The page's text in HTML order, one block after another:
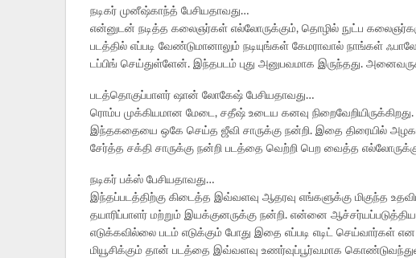
நடிகர் முனீஷ்காந்த் பேசியதாவது…
என்னுடன் நடித்த கலைஞர்கள் எல்லோருக்கும், தொழில் நுட்ப
படத்தில் எப்படி வேண்டுமானாலும் நடியுங்கள் கேமராவால் நாங்கள்
டப்பிங் செய்துள்ளேன். இந்தபடம் புது அனுபவமாக இருந்தது.
படத்தொகுப்பாளர் ஷான் லோகேஷ் பேசியதாவது…
ரொம்ப முக்கியமான மேடை, சதீஷ் உடைய கனவு
இந்தகதையை ஒகே செய்த ஜீவி சாருக்கு நன்றி. இதை திரையில்
சேர்த்த சக்தி சாருக்கு நன்றி படத்தை வெற்றி பெற வைத்த
நடிகர் பக்ஸ் பேசியதாவது…
இந்தப்படத்திற்கு கிடைத்த இவ்வளவு ஆதரவு எங்களுக்கு மிகுந்த
தயாரிப்பாளர் மற்றும் இயக்குனருக்கு நன்றி. என்னை
எடுக்கவில்லை படம் எடுக்கும் போது இதை எப்படி எடிட் செய்வார்கள்
மியூசிக்கும் தான் படத்தை இவ்வளவு உணர்வுப்பூர்வமாக